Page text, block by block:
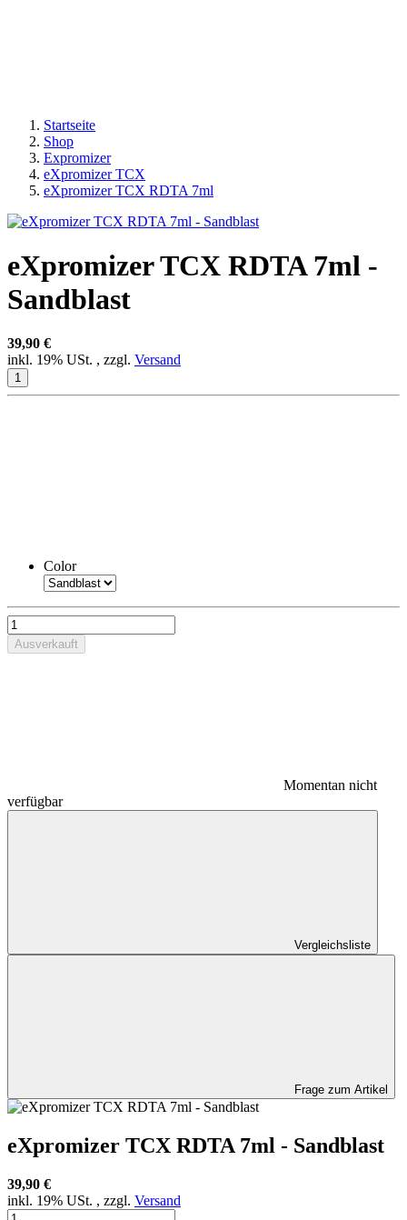
Startseite
Shop
Expromizer
eXpromizer TCX
eXpromizer TCX RDTA 7ml
eXpromizer TCX RDTA 7ml -
Sandblast
39,90 €
inkl. 19% USt. , zzgl. Versand
Color
Ausverkauft
Momentan nicht
verfügbar
Vergleichsliste
Frage zum Artikel
eXpromizer TCX RDTA 7ml - Sandblast
39,90 €
inkl. 19% USt. , zzgl. Versand